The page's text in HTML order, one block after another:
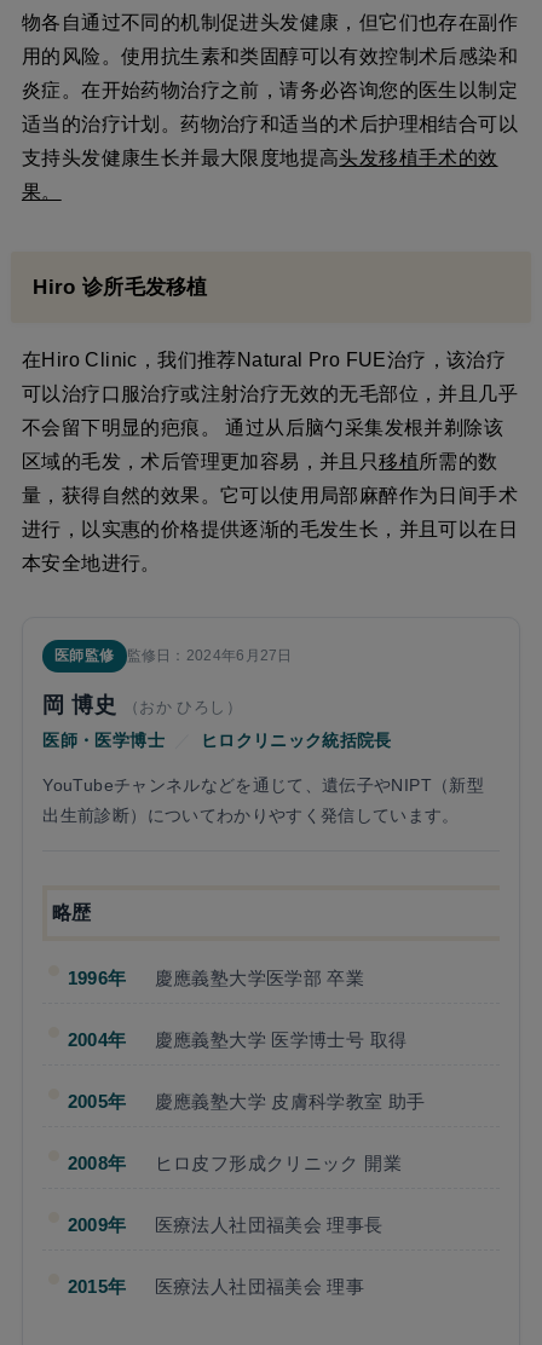
物各自通过不同的机制促进头发健康，但它们也存在副作
用的风险。使用抗生素和类固醇可以有效控制术后感染和
炎症。在开始药物治疗之前，请务必咨询您的医生以制定
适当的治疗计划。药物治疗和适当的术后护理相结合可以
支持头发健康生长并最大限度地提高头发移植手术的效
果。
Hiro 诊所毛发移植
在Hiro Clinic，我们推荐Natural Pro FUE治疗，该治疗
可以治疗口服治疗或注射治疗无效的无毛部位，并且几乎
不会留下明显的疤痕。 通过从后脑勺采集发根并剃除该
区域的毛发，术后管理更加容易，并且只移植所需的数
量，获得自然的效果。它可以使用局部麻醉作为日间手术
进行，以实惠的价格提供逐渐的毛发生长，并且可以在日
本安全地进行。
医師監修 監修日：2024年6月27日
岡 博史 （おか ひろし）
医師・医学博士 ヒロクリニック統括院長
YouTubeチャンネルなどを通じて、遺伝子やNIPT（新型
出生前診断）についてわかりやすく発信しています。
略歴
1996年 慶應義塾大学医学部 卒業
2004年 慶應義塾大学 医学博士号 取得
2005年 慶應義塾大学 皮膚科学教室 助手
2008年 ヒロ皮フ形成クリニック 開業
2009年 医療法人社団福美会 理事長
2015年 医療法人社団福美会 理事